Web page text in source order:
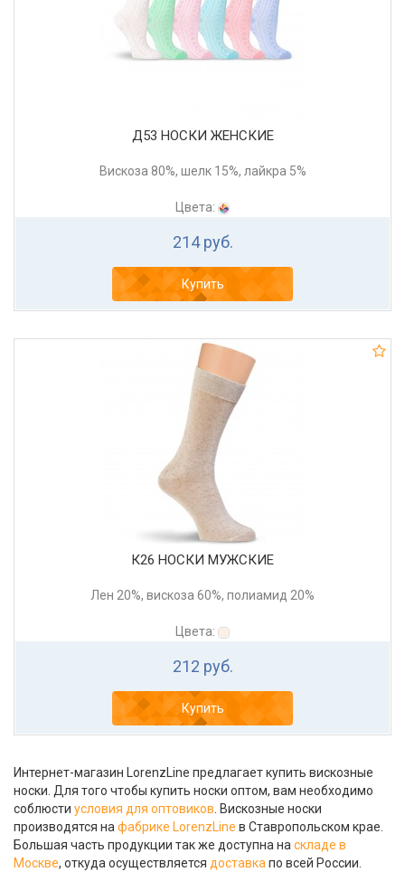
Д53 НОСКИ ЖЕНСКИЕ
Вискоза 80%, шелк 15%, лайкра 5%
Цвета:
214 руб.
Купить
К26 НОСКИ МУЖСКИЕ
Лен 20%, вискоза 60%, полиамид 20%
Цвета:
212 руб.
Купить
Интернет-магазин LorenzLine предлагает купить вискозные
носки. Для того чтобы купить носки оптом, вам необходимо
соблюсти условия для оптовиков. Вискозные носки
производятся нафабрике LorenzLine в Ставропольском крае.
Большая часть продукции так же доступна наскладе в
Москве, откуда осуществляется доставкапо всей России.